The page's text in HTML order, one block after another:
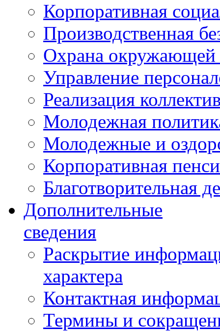
Корпоративная
Производственная
Охрана окружающей
Управление
Реализация
Молодежная
Молодежные и
Корпоративная
Благотворительная
Дополнительные
сведения
Раскрытие
характера
Контактная
Термины и